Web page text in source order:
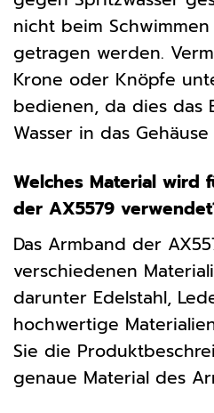
nicht beim
getragen werden.
Krone oder Knöpfe
bedienen, da dies das
Wasser in das
Welches Material wird
der AX5579
Das Armband der
verschiedenen
darunter Edelstahl,
hochwertige
Sie die
genaue Material des